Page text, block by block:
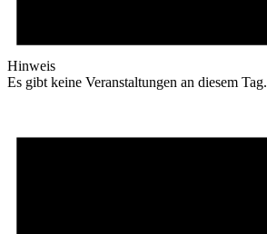
Hinweis
Es gibt keine Veranstaltungen an diesem Tag.